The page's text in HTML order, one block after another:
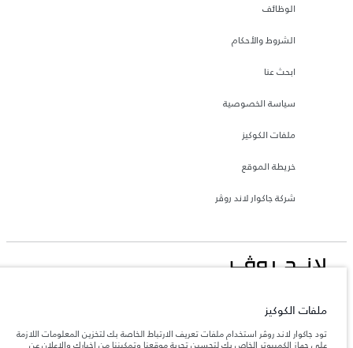
الوظائف
الشروط والأحكام
ابحث عنا
سياسة الخصوصية
ملفات الكوكيز
خريطة الموقع
شركة جاكوار لاند روڤر
Eurl DMAA
تعكس الأوزان المذكورة مواصفات السيارة القياسية. سوف تؤثر الإكسسوارات وغيرها من
العناصر المثبتة بعد نقطة التصنيع في الحمولة. تأكد من عدم تجاوز الوزن الإجمالي للسيارة
ملفات الكوكيز
تود جاكوار لاند روڤر استخدام ملفات تعريف الارتباط الخاصة بك لتخزين المعلومات اللازمة
على جهاز الكمبيوتر الخاص بك لتحسين تجربة موقعنا وتمكيننا من إخبارك والإعلان عن